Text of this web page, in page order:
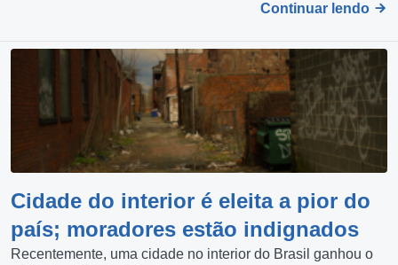
Continuar lendo
Cidade do interior é eleita a pior do
país; moradores estão indignados
Recentemente, uma cidade no interior do Brasil ganhou o